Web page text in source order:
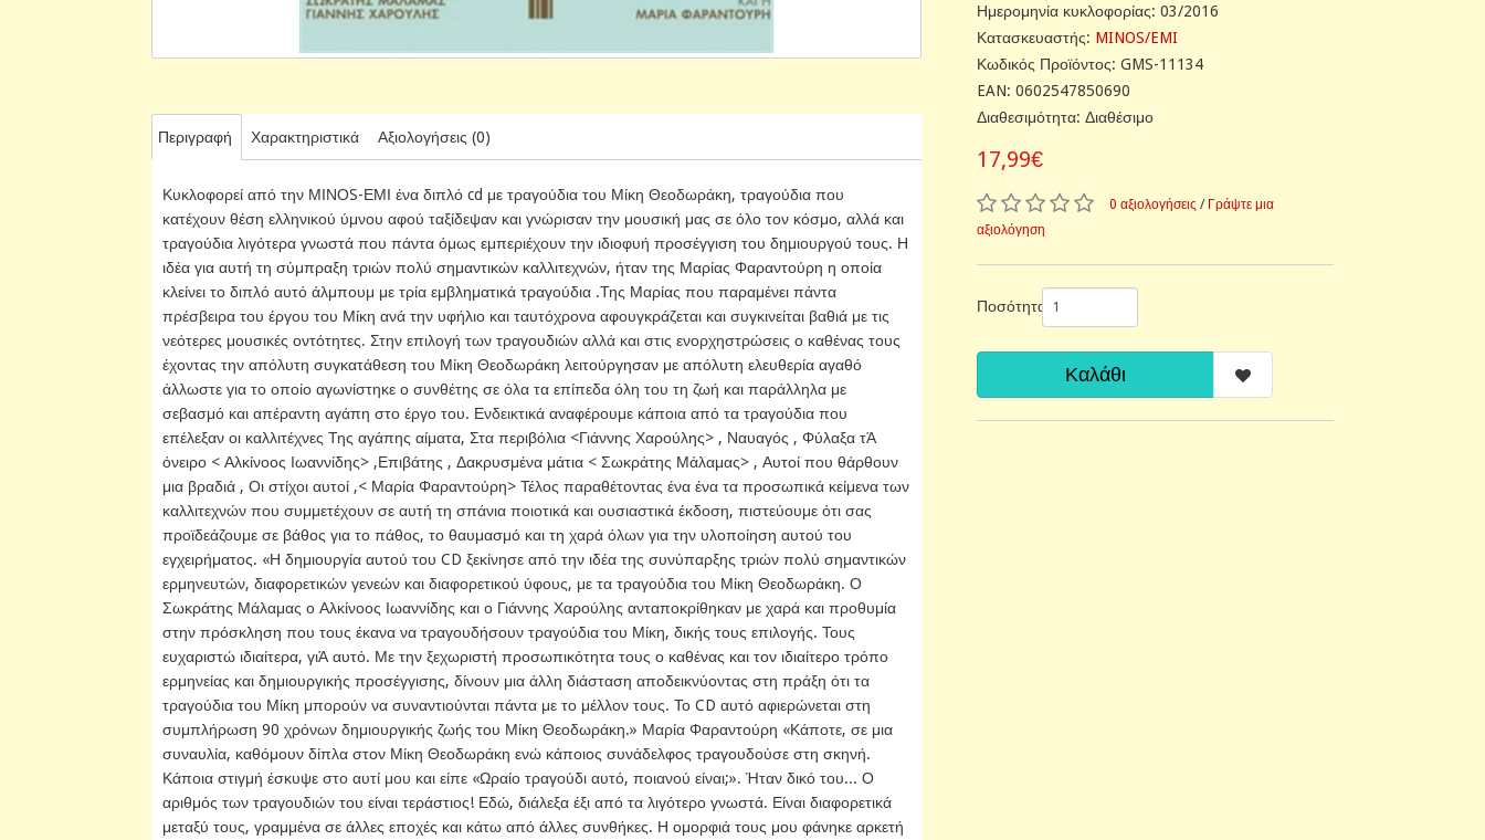
Περιγραφή Χαρακτηριστικά Αξιολογήσεις (0)
Κυκλοφορεί από την ΜΙΝΟS-ΕΜΙ ένα διπλό cd με τραγούδια του Μίκη Θεοδωράκη, τραγούδια που
κατέχουν θέση ελληνικού ύμνου αφού ταξίδεψαν και γνώρισαν την μουσική μας σε όλο τον κόσμο, αλλά και
τραγούδια λιγότερα γνωστά που πάντα όμως εμπεριέχουν την ιδιοφυή προσέγγιση του δημιουργού τους. Η
ιδέα για αυτή τη σύμπραξη τριών πολύ σημαντικών καλλιτεχνών, ήταν της Μαρίας Φαραντούρη η οποία
κλείνει το διπλό αυτό άλμπουμ με τρία εμβληματικά τραγούδια .Της Μαρίας που παραμένει πάντα
πρέσβειρα του έργου του Μίκη ανά την υφήλιο και ταυτόχρονα αφουγκράζεται και συγκινείται βαθιά με τις
νεότερες μουσικές οντότητες. Στην επιλογή των τραγουδιών αλλά και στις ενορχηστρώσεις ο καθένας τους
έχοντας την απόλυτη συγκατάθεση του Μίκη Θεοδωράκη λειτούργησαν με απόλυτη ελευθερία αγαθό
άλλωστε για το οποίο αγωνίστηκε ο συνθέτης σε όλα τα επίπεδα όλη του τη ζωή και παράλληλα με
σεβασμό και απέραντη αγάπη στο έργο του. Ενδεικτικά αναφέρουμε κάποια από τα τραγούδια που
επέλεξαν οι καλλιτέχνες Της αγάπης αίματα, Στα περιβόλια <Γιάννης Χαρούλης> , Ναυαγός , Φύλαξα τΆ
όνειρο < Αλκίνοος Ιωαννίδης> ,Επιβάτης , Δακρυσμένα μάτια < Σωκράτης Μάλαμας> , Αυτοί που θάρθουν
μια βραδιά , Οι στίχοι αυτοί ,< Μαρία Φαραντούρη> Τέλος παραθέτοντας ένα ένα τα προσωπικά κείμενα των
καλλιτεχνών που συμμετέχουν σε αυτή τη σπάνια ποιοτικά και ουσιαστικά έκδοση, πιστεύουμε ότι σας
προϊδεάζουμε σε βάθος για το πάθος, το θαυμασμό και τη χαρά όλων για την υλοποίηση αυτού του
εγχειρήματος. «Η δημιουργία αυτού του CD ξεκίνησε από την ιδέα της συνύπαρξης τριών πολύ σημαντικών
ερμηνευτών, διαφορετικών γενεών και διαφορετικού ύφους, με τα τραγούδια του Μίκη Θεοδωράκη. Ο
Σωκράτης Μάλαμας ο Αλκίνοος Ιωαννίδης και ο Γιάννης Χαρούλης ανταποκρίθηκαν με χαρά και προθυμία
στην πρόσκληση που τους έκανα να τραγουδήσουν τραγούδια του Μίκη, δικής τους επιλογής. Τους
ευχαριστώ ιδιαίτερα, γιΆ αυτό. Με την ξεχωριστή προσωπικότητα τους ο καθένας και τον ιδιαίτερο τρόπο
ερμηνείας και δημιουργικής προσέγγισης, δίνουν μια άλλη διάσταση αποδεικνύοντας στη πράξη ότι τα
τραγούδια του Μίκη μπορούν να συναντιούνται πάντα με το μέλλον τους. Το CD αυτό αφιερώνεται στη
συμπλήρωση 90 χρόνων δημιουργικής ζωής του Μίκη Θεοδωράκη.» Μαρία Φαραντούρη «Κάποτε, σε μια
συναυλία, καθόμουν δίπλα στον Μίκη Θεοδωράκη ενώ κάποιος συνάδελφος τραγουδούσε στη σκηνή.
Κάποια στιγμή έσκυψε στο αυτί μου και είπε «Ωραίο τραγούδι αυτό, ποιανού είναι;». Ήταν δικό του... Ο
αριθμός των τραγουδιών του είναι τεράστιος! Εδώ, διάλεξα έξι από τα λιγότερο γνωστά. Είναι διαφορετικά
μεταξύ τους, γραμμένα σε άλλες εποχές και κάτω από άλλες συνθήκες. Η ομορφιά τους μου φάνηκε αρκετή
Ημερομηνία κυκλοφορίας: 03/2016
Κατασκευαστής: MINOS/EMI
Κωδικός Προϊόντος: GMS-11134
EAN: 0602547850690
Διαθεσιμότητα: Διαθέσιμο
17,99€
0 αξιολογήσεις / Γράψτε μια
αξιολόγηση
Ποσότητα
Καλάθι